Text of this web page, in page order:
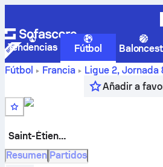
Tendencias Fútbol
Fútbol
Francia Ligue 2, Jornada
en vivo, resultados H2H,
predicción y resultado en directo
Añadir a
Saint-Étienne
Resumen Partidos